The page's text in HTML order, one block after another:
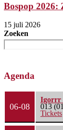
Bospop 2026:
15 juli 2026
Zoeken
Agenda
06-08
Igorrr
013
Tickets